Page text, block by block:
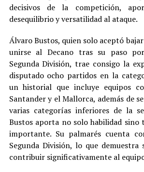
decisivos de la competición,
desequilibrio y versatilidad al ataque.
Álvaro Bustos, quien solo aceptó
unirse al Decano tras su paso
Segunda División, trae consigo la
disputado ocho partidos en la
un historial que incluye equipos
Santander y el Mallorca, además de
varias categorías inferiores de la
Bustos aporta no solo habilidad sino
importante. Su palmarés cuenta
Segunda División, lo que demuestra
contribuir significativamente al